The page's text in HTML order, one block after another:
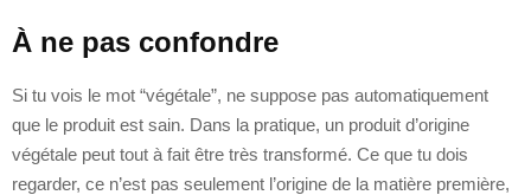
À ne pas confondre
Si tu vois le mot “végétale”, ne suppose pas automatiquement
que le produit est sain. Dans la pratique, un produit d’origine
végétale peut tout à fait être très transformé. Ce que tu dois
regarder, ce n’est pas seulement l’origine de la matière première,